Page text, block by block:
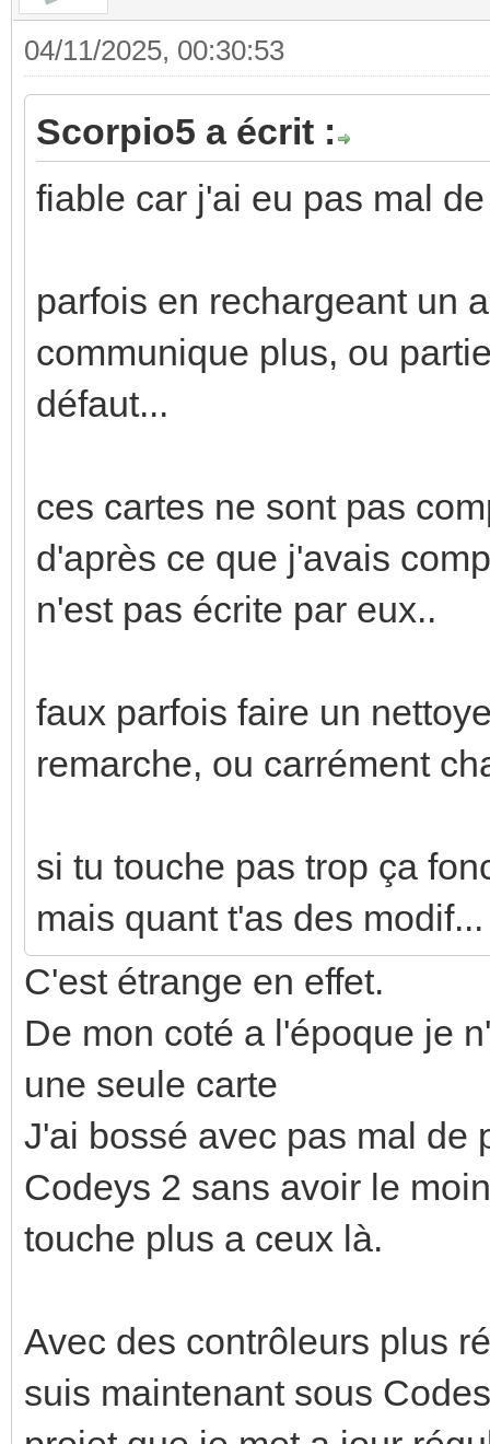
04/11/2025, 00:30:53
Scorpio5 a écrit :
fiable car j'ai eu pas mal
parfois en rechargeant un
communique plus, ou
défaut...
ces cartes ne sont pas
d'après ce que j'avais
n'est pas écrite par eux..
faux parfois faire un
remarche, ou carrément
si tu touche pas trop ça
mais quant t'as des modif...
C'est étrange en effet.
De mon coté a l'époque je
une seule carte
J'ai bossé avec pas mal de
Codeys 2 sans avoir le
touche plus a ceux là.
Avec des contrôleurs plus
suis maintenant sous